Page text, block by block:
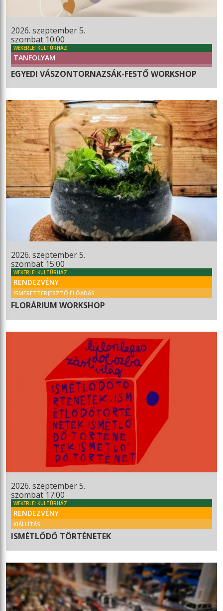
2026. szeptember 5.
szombat 10:00
WEKERLEI KULTÚRHÁZ
TANFOLYAM
EGYEDI VÁSZONTORNAZSÁK-FESTŐ WORKSHOP
2026. szeptember 5.
szombat 15:00
WEKERLEI KULTÚRHÁZ
RENDEZVÉNY
ISMERETTERJESZTŐ ELŐADÁS
FLORÁRIUM WORKSHOP
2026. szeptember 5.
szombat 17:00
WEKERLEI KULTÚRHÁZ
RENDEZVÉNY
KIÁLLÍTÁS
ISMÉTLŐDŐ TÖRTÉNETEK